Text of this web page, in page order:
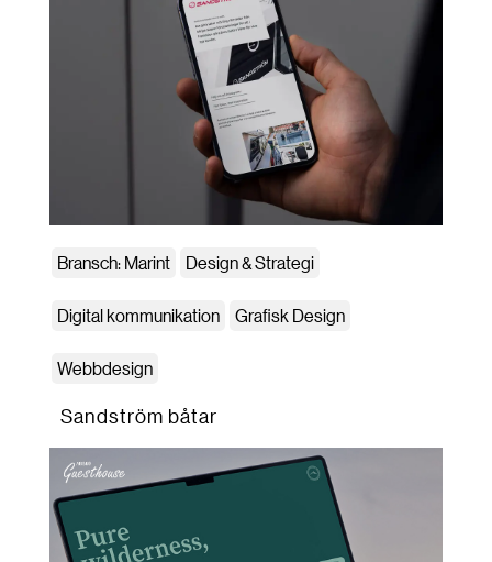
Bransch: Marint Design & Strategi
Digital kommunikation Grafisk Design
Webbdesign
Sandström båtar